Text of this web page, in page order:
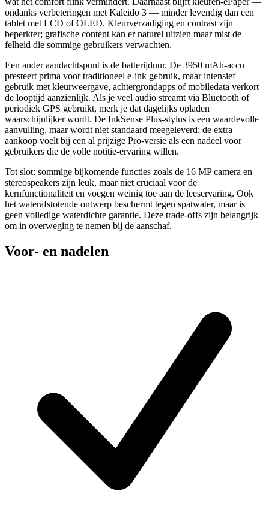
ondanks verbeteringen met Kaleido 3 — minder levendig dan een
tablet met LCD of OLED. Kleurverzadiging en contrast zijn
beperkter; grafische content kan er naturel uitzien maar mist de
felheid die sommige gebruikers verwachten.
Een ander aandachtspunt is de batterijduur. De 3950 mAh-accu
presteert prima voor traditioneel e-ink gebruik, maar intensief
gebruik met kleurweergave, achtergrondapps of mobiledata verkort
de looptijd aanzienlijk. Als je veel audio streamt via Bluetooth of
periodiek GPS gebruikt, merk je dat dagelijks opladen
waarschijnlijker wordt. De InkSense Plus-stylus is een waardevolle
aanvulling, maar wordt niet standaard meegeleverd; de extra
aankoop voelt bij een al prijzige Pro-versie als een nadeel voor
gebruikers die de volle notitie-ervaring willen.
Tot slot: sommige bijkomende functies zoals de 16 MP camera en
stereospeakers zijn leuk, maar niet cruciaal voor de
kernfunctionaliteit en voegen weinig toe aan de leeservaring. Ook
het waterafstotende ontwerp beschermt tegen spatwater, maar is
geen volledige waterdichte garantie. Deze trade-offs zijn belangrijk
om in overweging te nemen bij de aanschaf.
Voor- en nadelen